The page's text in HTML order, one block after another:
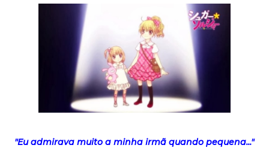
"Eu admirava muito a minha irmã quando pequena..."